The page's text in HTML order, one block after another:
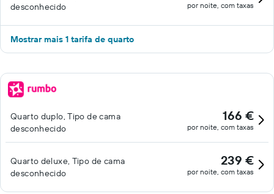
desconhecido
por noite, com taxas
Mostrar mais 1 tarifa de quarto
Quarto duplo, Tipo de cama
desconhecido
166 €
por noite, com taxas
Quarto deluxe, Tipo de cama
desconhecido
239 €
por noite, com taxas